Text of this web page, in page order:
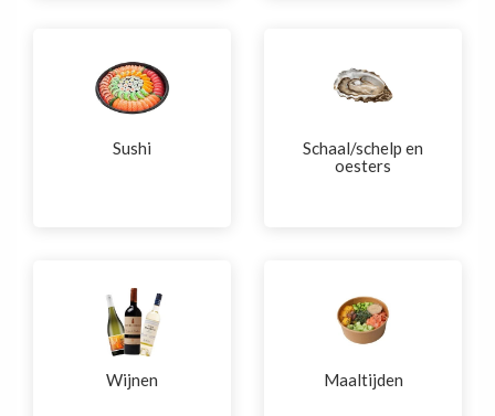
Sushi
Schaal/schelp en
oesters
Wijnen Maaltijden